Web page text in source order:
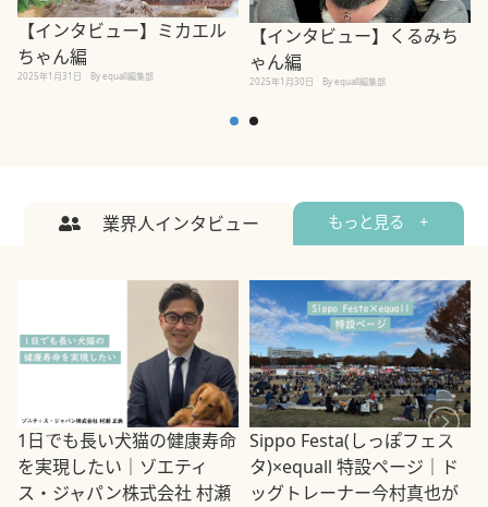
【インタビュー】ミカエル
ちゃん編
2025年1月31日 By equall編集部
【インタビュー】くるみち
ゃん編
2025年1月30日 By equall編集部
業界人インタビュー もっと見る +
1日でも長い犬猫の健康寿命
を実現したい｜ゾエティ
ス・ジャパン株式会社 村瀬
Sippo Festa(しっぽフェス
タ)×equall 特設ページ｜ド
ッグトレーナー今村真也が